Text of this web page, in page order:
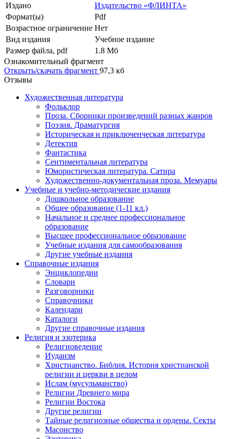
Издано
Издательство «ФЛИНТА»
Формат(ы)
Pdf
Возрастное ограничение Нет
Вид издания
Учебное издание
Размер файла, pdf
1.8 Mб
Ознакомительный фрагмент
Открыть/скачать фрагмент 97,3 кб
Отзывы
Художественная литература
Фольклор
Проза. Сборники произведений разных жанров
Поэзия. Драматургия
Историческая и приключенческая литература
Детектив
Фантастика
Сентиментальная литература
Юмористическая литература. Сатира
Художественно-документальная проза. Мемуары
Учебные и учебно-методические издания
Дошкольное образование
Общее образование (1-11 кл.)
Начальное и среднее профессиональное
образование
Высшее профессиональное образование
Учебные издания для самообразования
Другие учебные издания
Справочные издания
Энциклопедии
Словари
Разговорники
Справочники
Календари
Каталоги
Другие справочные издания
Религия и эзотерика
Религиоведение
Иудаизм
Христианство. Библия. История христианской
религии и церкви в целом
Ислам (мусульманство)
Религии Древнего мира
Религии Востока
Другие религии
Тайные религиозные общества и ордены. Секты
Масонство